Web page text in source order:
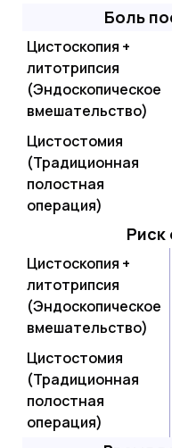
Боль
Цистоскопия +
литотрипсия
(Эндоскопическое
вмешательство)
Цистостомия
(Традиционная
полостная
операция)
Риск
Цистоскопия +
литотрипсия
(Эндоскопическое
вмешательство)
Цистостомия
(Традиционная
полостная
операция)